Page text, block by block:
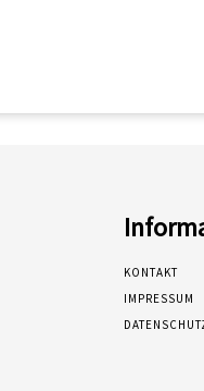
KONTAKT
IMPRESSUM